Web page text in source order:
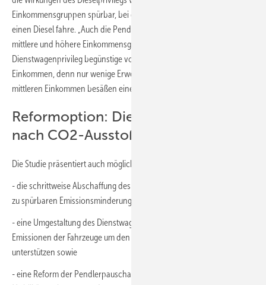
Einkommensgruppen spürbar, bei denen ein Drittel aller Haushalte
einen Diesel fahre. „Auch die Pendlerpauschale entlastet vor allem
mittlere und höhere Einkommensgruppen“, so Bach. Das
Dienstwagenprivileg begünstige vor allem Haushalte mit hohem
Einkommen, denn nur wenige Erwerbstätige mit geringen oder
mittleren Einkommen besäßen einen Dienstwagen.
Reformoption: Dienstwagenprivileg
nach CO2-Ausstoß staffeln
Die Studie präsentiert auch mögliche Reformoptionen:
- die schrittweise Abschaffung des Dieselsteuerprivilegs, um kurzfristig
zu spürbaren Emissionsminderungen zu erreichen,
- eine Umgestaltung des Dienstwagenprivilegs gestaffelt nach CO
Emissionen der Fahrzeuge um den den Hochlauf der E-Mobilität zu
unterstützen sowie
- eine Reform der Pendlerpauschale um klimafreundliche